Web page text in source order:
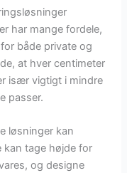
har mange fordele,
både private og
at hver centimeter
især vigtigt i mindre
passer.
løsninger kan
kan tage højde for
og designe